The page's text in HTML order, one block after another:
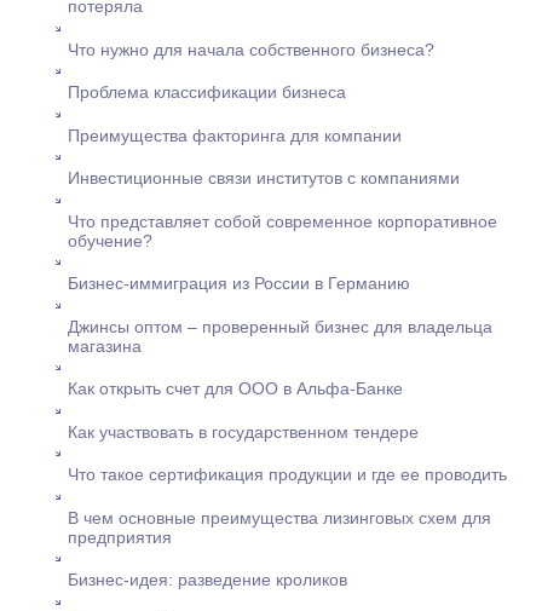
потеряла
Что нужно для начала собственного бизнеса?
Проблема классификации бизнеса
Преимущества факторинга для компании
Инвестиционные связи институтов с компаниями
Что представляет собой современное корпоративное
обучение?
Бизнес-иммиграция из России в Германию
Джинсы оптом – проверенный бизнес для владельца
магазина
Как открыть счет для ООО в Альфа-Банке
Как участвовать в государственном тендере
Что такое сертификация продукции и где ее проводить
В чем основные преимущества лизинговых схем для
предприятия
Бизнес-идея: разведение кроликов